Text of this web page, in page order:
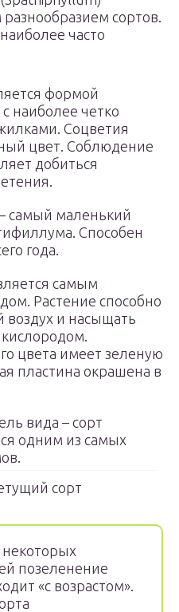
сортов.
часто
формой
наиболее четко
Соцветия
цвет. Соблюдение
добиться
самый маленький
Способен
года.
самым
Растение способно
и насыщать
цвета имеет зеленую
пластина окрашена в
вида – сорт
одним из самых
сорт
некоторых
позеленение
«с возрастом».